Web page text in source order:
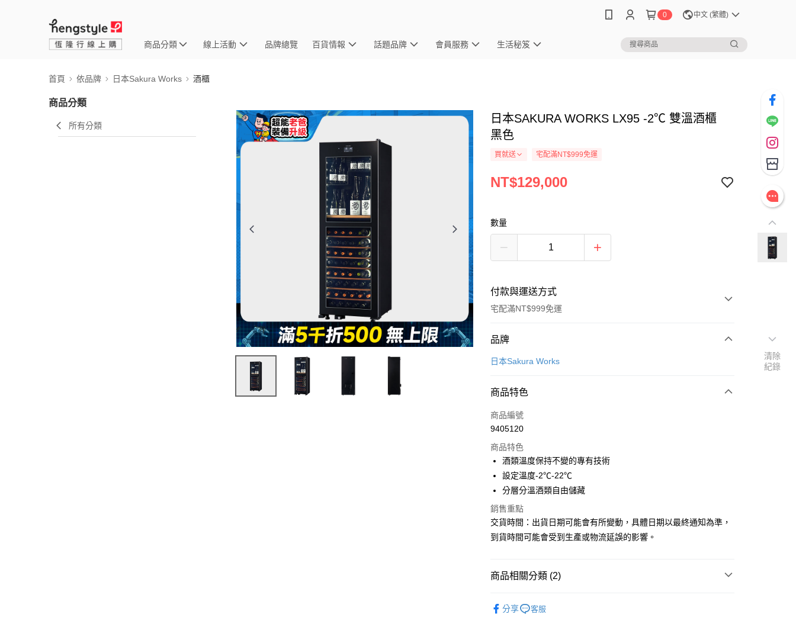
0 中文 (繁體)
商品分類 線上活動 品牌總覽 百貨情報 話題品牌 會員服務 生活秘笈
首頁 依品牌 日本Sakura Works 酒櫃
商品分類
所有分類
日本SAKURA WORKS LX95 -2℃ 雙溫酒櫃
黑色
買就送 宅配滿NT$999免運
NT$129,000
數量
付款與運送方式
宅配滿NT$999免運
付款方式
信用卡一次付款
合作金庫商業銀行
華南商業銀行
上海商業儲蓄銀行
國泰世華商業銀行
臺灣中小企業銀行
聯邦商業銀行
元大商業銀行
玉山商業銀行
星展（台灣）商業銀行
台新國際商業銀行
中國信託商業銀行
6 期 0 利率 每期
華南商業銀行
上海商業儲蓄銀行
國泰世華商業銀行
臺灣中小企業銀行
聯邦商業銀行
元大商業銀行
永豐商業銀行
玉山商業銀行
星展（台灣）商業銀行
即享券
LINE Pay
Apple Pay
街口支付
Google Pay
大材積宅配
品牌
日本Sakura Works
商品特色
商品編號
9405120
商品特色
酒類溫度保持不變的專有技術
設定溫度-2℃-22℃
分層分溫酒類自由儲藏
銷售重點
交貨時間：出貨日期可能會有所變動，具體日期以最終通知為準，
到貨時間可能會受到生產或物流延誤的影響。
商品相關分類 (2)
分享 客服
清除
紀錄